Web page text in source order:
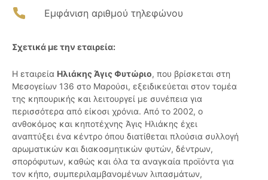
Εμφάνιση αριθμού τηλεφώνου
Σχετικά με την εταιρεία:
Η εταιρεία Ηλιάκης Άγις Φυτώριο, που βρίσκεται στη
Μεσογείων 136 στο Μαρούσι, εξειδικεύεται στον τομέα
της κηπουρικής και λειτουργεί με συνέπεια για
περισσότερα από είκοσι χρόνια. Από το 2002, ο
ανθοκόμος και κηποτέχνης Άγις Ηλιάκης έχει
αναπτύξει ένα κέντρο όπου διατίθεται πλούσια συλλογή
αρωματικών και διακοσμητικών φυτών, δέντρων,
σπορόφυτων, καθώς και όλα τα αναγκαία προϊόντα για
τον κήπο, συμπεριλαμβανομένων λιπασμάτων,